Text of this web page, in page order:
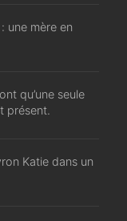
une mère en
qu’une seule
présent.
Katie dans un